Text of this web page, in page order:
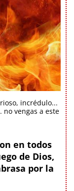
incrédulo...
vengas a este
en todos
de Dios,
por la